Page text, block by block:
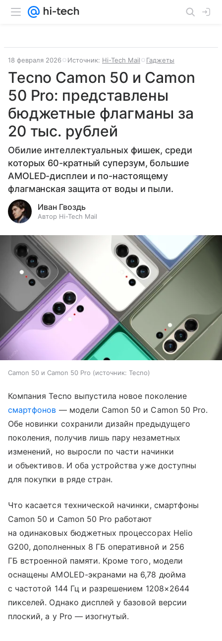
18 февраля 2026 Источник: Hi-Tech Mail Гаджеты
Tecno Camon 50 и Camon
50 Pro: представлены
бюджетные флагманы за
20 тыс. рублей
Обилие интеллектуальных фишек, среди
которых 60-кратный суперзум, большие
AMOLED-дисплеи и по-настоящему
флагманская защита от воды и пыли.
Иван Гвоздь
Автор Hi-Tech Mail
Camon 50 и Camon 50 Pro источник: Tecno
Компания Tecno выпустила новое поколение
смартфонов — модели Camon 50 и Camon 50 Pro.
Обе новинки сохранили дизайн предыдущего
поколения, получив лишь пару незаметных
изменений, но выросли по части начинки
и объективов. И оба устройства уже доступны
для покупки в ряде стран.
Что касается технической начинки, смартфоны
Camon 50 и Camon 50 Pro работают
на одинаковых бюджетных процессорах Helio
G200, дополненных 8 ГБ оперативной и 256
ГБ встроенной памяти. Кроме того, модели
оснащены AMOLED-экранами на 6,78 дюйма
с частотой 144 Гц и разрешением 1208×2644
пикселей. Однако дисплей у базовой версии
плоский, а у Pro — изогнутый.